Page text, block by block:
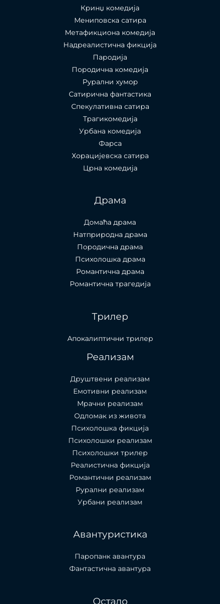
Кринџ комедија
Мениповска сатира
Метафикциона комедија
Надреалистична фикција
Пародија
Породична комедија
Рурални хумор
Сатирична фантастика
Спекулативна сатира
Трагикомедија
Урбана комедија
Фарса
Хорацијевска сатира
Црна комедија
Драма
Домаћа драма
Натприродна драма
Породична драма
Психолошка драма
Романтична драма
Романтична трагедија
Трилер
Апокалиптични трилер
Реализам
Друштвени реализам
Емотивни реализам
Мрачни реализам
Одломак из живота
Психолошкa фикција
Психолошки реализам
Психолошки трилер
Реалистична фикција
Романтични реализам
Рурални реализам
Урбани реализам
Авантуристика
Паропанк авантура
Фантастична авантура
Остало